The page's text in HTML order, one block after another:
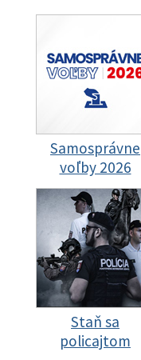
Samosprávne
voľby 2026
Staň sa
policajtom